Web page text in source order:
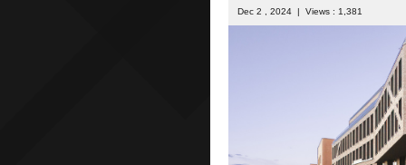
Dec 2 , 2024 | Views : 1,381